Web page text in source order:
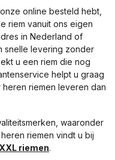
online besteld hebt,
riem vanuit ons eigen
in Nederland of
snelle levering zonder
u een riem die nog
helpt u graag
riemen leveren dan
waaronder
riemen vindt u bij
riemen.